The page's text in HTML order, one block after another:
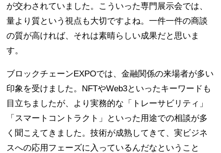
が交わされていました。こういった専門展示会では、
量より質という視点も大切ですよね。一件一件の商談
の質が高ければ、それは素晴らしい成果だと思いま
す。
ブロックチェーンEXPOでは、金融関係の来場者が多い
印象を受けました。NFTやWeb3といったキーワードも
目立ちましたが、より実務的な「トレーサビリティ」
「スマートコントラクト」といった用途での相談が多
く聞こえてきました。技術が成熟してきて、実ビジネ
スへの応用フェーズに入っているんだなということ